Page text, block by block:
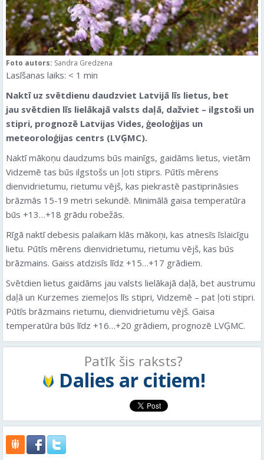
Foto autors: Sandra Gredzena
Lasīšanas laiks: < 1 min
Naktī uz svētdienu daudzviet Latvijā līs lietus, bet
jau svētdien līs lielākajā valsts daļā, dažviet – ilgstoši un
stipri, prognozē Latvijas Vides, ģeoloģijas un
meteoroloģijas centrs (LVĢMC).
Naktī mākoņu daudzums būs mainīgs, gaidāms lietus, vietām
Vidzemē tas būs ilgstošs un ļoti stiprs. Pūtīs mērens
dienvidrietumu, rietumu vējš, kas piekrastē pastiprināsies
brāzmās 15-19 metri sekundē. Minimālā gaisa temperatūra
būs +13…+18 grādu robežās.
Rīgā naktī debesis palaikam klās mākoņi, kas atnesīs īslaicīgu
lietu. Pūtīs mērens dienvidrietumu, rietumu vējš, kas būs
brāzmains. Gaiss atdzisīs līdz +15…+17 grādiem.
Svētdien lietus gaidāms jau valsts lielākajā daļā, bet austrumu
daļā un Kurzemes ziemeļos līs stipri, Vidzemē – pat ļoti stipri.
Pūtīs brāzmains rietumu, dienvidrietumu vējš. Gaisa
temperatūra būs līdz +16…+20 grādiem, prognozē LVĢMC.
Patīk šis raksts?
Dalies ar citiem!